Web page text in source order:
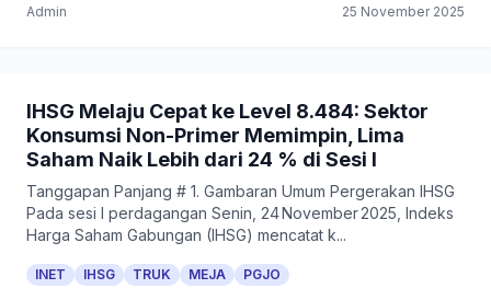
Admin 25 November 2025
IHSG Melaju Cepat ke Level 8.484: Sektor
Konsumsi Non-Primer Memimpin, Lima
Saham Naik Lebih dari 24 % di Sesi I
Tanggapan Panjang # 1. Gambaran Umum Pergerakan IHSG
Pada sesi I perdagangan Senin, 24 November 2025, Indeks
Harga Saham Gabungan (IHSG) mencatat k...
INET IHSG TRUK MEJA PGJO